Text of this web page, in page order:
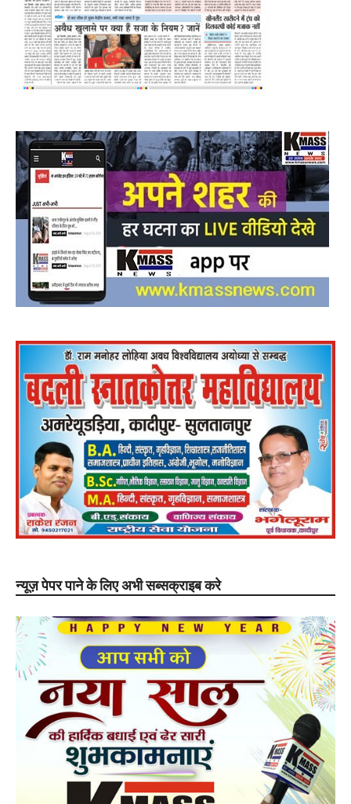
न्यूज़ पेपर पाने के लिए अभी सब्सक्राइब करे